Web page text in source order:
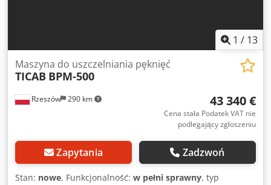
1 / 13
Rzeszów 290 km
Maszyna do uszczelniania pęknięć
TICAB BPM-500
43 340 €
Cena stała Podatek VAT nie
podlegający zgłoszeniu
Zapytania Zadzwoń
Stan: nowe, Funkcjonalność: w pełni sprawny, typ